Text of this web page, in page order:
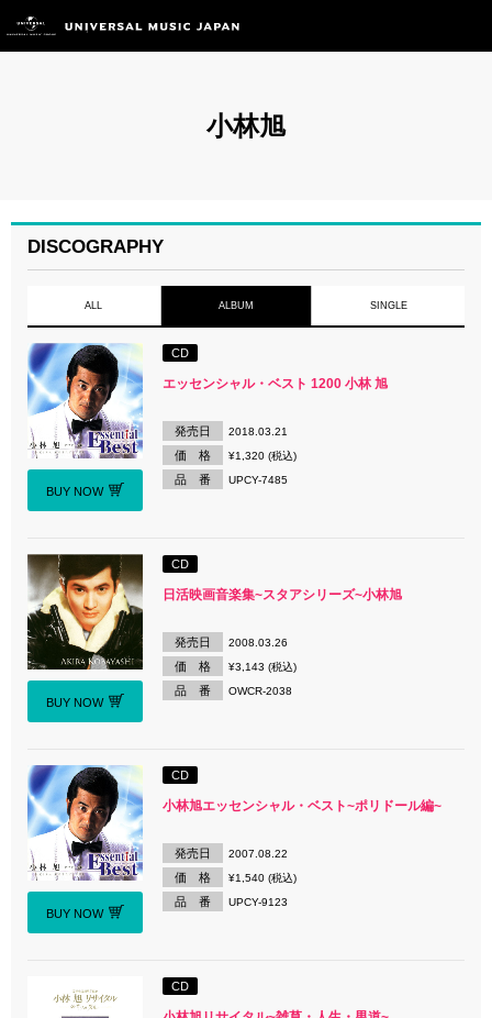
小林旭
DISCOGRAPHY
ALL ALBUM SINGLE
BUY NOW
CD
エッセンシャル・ベスト 1200 小林 旭
発売日 2018.03.21
価 格 ¥1,320 (税込)
品 番 UPCY-7485
BUY NOW
CD
日活映画音楽集~スタアシリーズ~小林旭
発売日 2008.03.26
価 格 ¥3,143 (税込)
品 番 OWCR-2038
BUY NOW
CD
小林旭エッセンシャル・ベスト~ポリドール編~
発売日 2007.08.22
価 格 ¥1,540 (税込)
品 番 UPCY-9123
CD